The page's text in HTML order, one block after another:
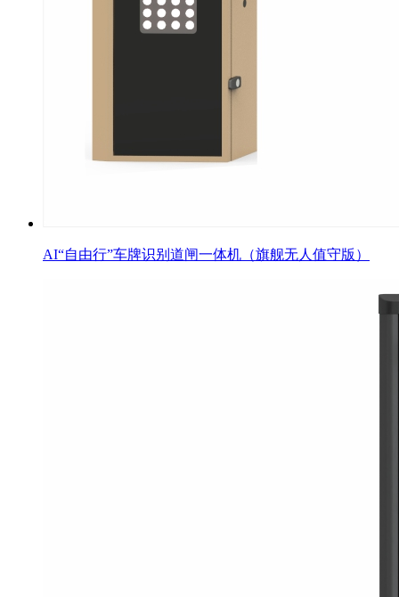
AI“自由行”车牌识别道闸一体机（旗舰无人值守版）